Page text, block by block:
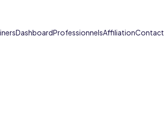
DashboardProfessionnelsAffiliationContact